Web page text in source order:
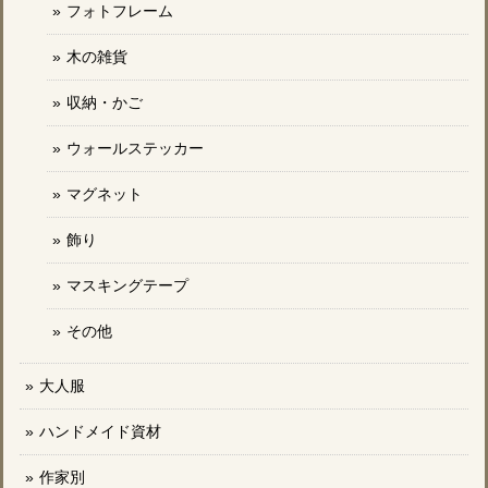
フォトフレーム
木の雑貨
収納・かご
ウォールステッカー
マグネット
飾り
マスキングテープ
その他
大人服
ハンドメイド資材
作家別